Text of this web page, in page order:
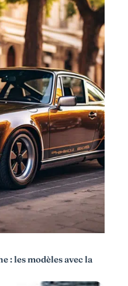
: les modèles avec la